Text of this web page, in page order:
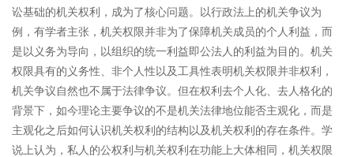
讼基础的机关权利，成为了核心问题。以行政法上的机关争议为
例，有学者主张，机关权限并非为了保障机关成员的个人利益，而
是以义务为导向，以组织的统一利益即公法人的利益为目的。机关
权限具有的义务性、非个人性以及工具性表明机关权限并非权利，
机关争议自然也不属于法律争议。 但在权利去个人化、去人格化的
背景下，如今理论主要争议的不是机关法律地位能否主观化，而是
主观化之后如何认识机关权利的结构以及机关权利的存在条件。学
说上认为，私人的公权利与机关权利在功能上大体相同，机关权限